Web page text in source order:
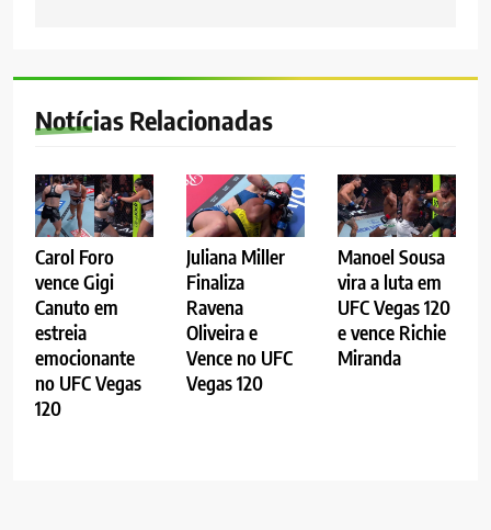
Notícias Relacionadas
Carol Foro
vence Gigi
Canuto em
estreia
emocionante
no UFC Vegas
120
Juliana Miller
Finaliza
Ravena
Oliveira e
Vence no UFC
Vegas 120
Manoel Sousa
vira a luta em
UFC Vegas 120
e vence Richie
Miranda